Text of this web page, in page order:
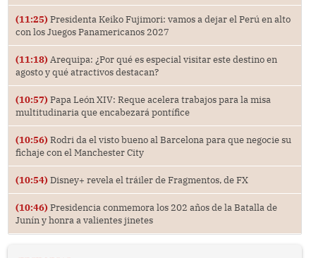
(11:25) Presidenta Keiko Fujimori: vamos a dejar el Perú en alto
con los Juegos Panamericanos 2027
(11:18) Arequipa: ¿Por qué es especial visitar este destino en
agosto y qué atractivos destacan?
(10:57) Papa León XIV: Reque acelera trabajos para la misa
multitudinaria que encabezará pontífice
(10:56) Rodri da el visto bueno al Barcelona para que negocie su
fichaje con el Manchester City
(10:54) Disney+ revela el tráiler de Fragmentos, de FX
(10:46) Presidencia conmemora los 202 años de la Batalla de
Junín y honra a valientes jinetes